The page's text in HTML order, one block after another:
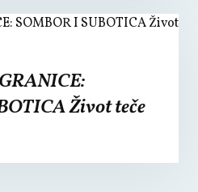
Život teče